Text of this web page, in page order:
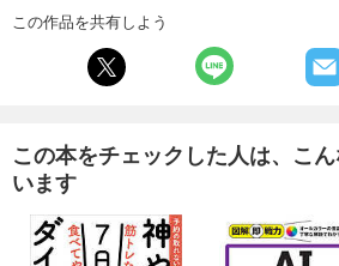
この作品を共有しよう
この本をチェックした人は、こ
います